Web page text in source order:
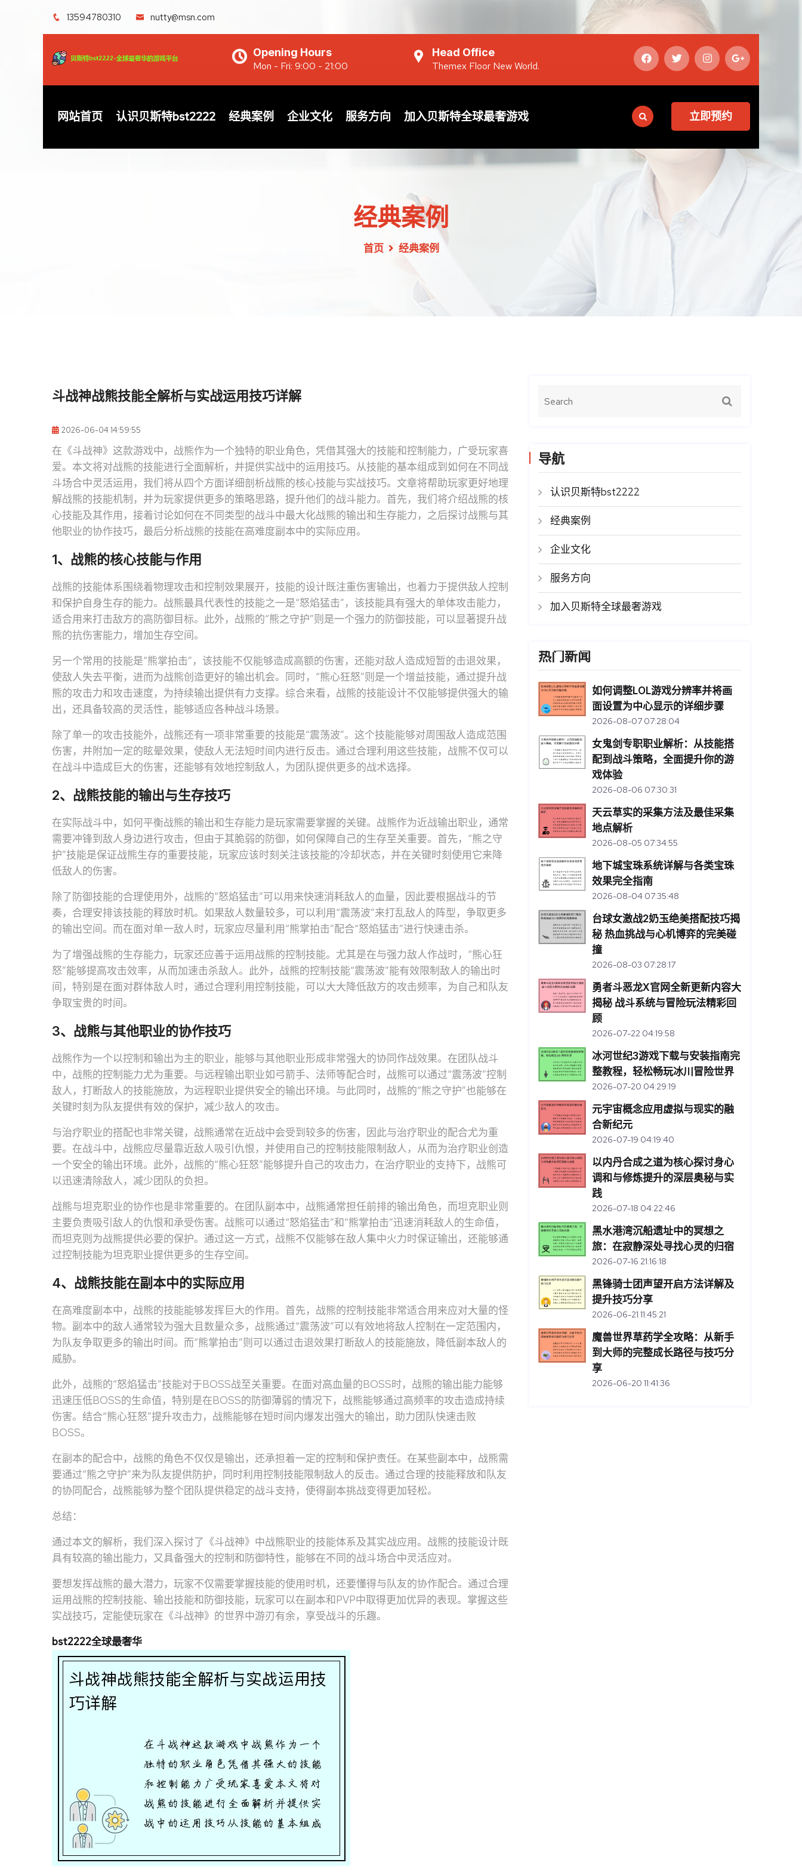
13594780310 nutty@msn.com
Opening Hours
Mon - Fri: 9:00 - 21:00
Head Office
Themex Floor New World.
网站首页 认识贝斯特bst2222 经典案例 企业文化 服务方向 加入贝斯特全球最奢游戏 立即预约
经典案例
首页 经典案例
斗战神战熊技能全解析与实战运用技巧详解
2026-06-04 14:59:55
在《斗战神》这款游戏中，战熊作为一个独特的职业角色，凭借其强大的技能和控制能力，广受玩家喜
爱。本文将对战熊的技能进行全面解析，并提供实战中的运用技巧。从技能的基本组成到如何在不同战
斗场合中灵活运用，我们将从四个方面详细剖析战熊的核心技能与实战技巧。文章将帮助玩家更好地理
解战熊的技能机制，并为玩家提供更多的策略思路，提升他们的战斗能力。首先，我们将介绍战熊的核
心技能及其作用，接着讨论如何在不同类型的战斗中最大化战熊的输出和生存能力，之后探讨战熊与其
他职业的协作技巧，最后分析战熊的技能在高难度副本中的实际应用。
1、战熊的核心技能与作用
战熊的技能体系围绕着物理攻击和控制效果展开，技能的设计既注重伤害输出，也着力于提供敌人控制
和保护自身生存的能力。战熊最具代表性的技能之一是“怒焰猛击”，该技能具有强大的单体攻击能力，
适合用来打击敌方的高防御目标。此外，战熊的“熊之守护”则是一个强力的防御技能，可以显著提升战
熊的抗伤害能力，增加生存空间。
另一个常用的技能是“熊掌拍击”，该技能不仅能够造成高额的伤害，还能对敌人造成短暂的击退效果，
使敌人失去平衡，进而为战熊创造更好的输出机会。同时，“熊心狂怒”则是一个增益技能，通过提升战
熊的攻击力和攻击速度，为持续输出提供有力支撑。综合来看，战熊的技能设计不仅能够提供强大的输
出，还具备较高的灵活性，能够适应各种战斗场景。
除了单一的攻击技能外，战熊还有一项非常重要的技能是“震荡波”。这个技能能够对周围敌人造成范围
伤害，并附加一定的眩晕效果，使敌人无法短时间内进行反击。通过合理利用这些技能，战熊不仅可以
在战斗中造成巨大的伤害，还能够有效地控制敌人，为团队提供更多的战术选择。
2、战熊技能的输出与生存技巧
在实际战斗中，如何平衡战熊的输出和生存能力是玩家需要掌握的关键。战熊作为近战输出职业，通常
需要冲锋到敌人身边进行攻击，但由于其脆弱的防御，如何保障自己的生存至关重要。首先，“熊之守
护”技能是保证战熊生存的重要技能，玩家应该时刻关注该技能的冷却状态，并在关键时刻使用它来降
低敌人的伤害。
除了防御技能的合理使用外，战熊的“怒焰猛击”可以用来快速消耗敌人的血量，因此要根据战斗的节
奏，合理安排该技能的释放时机。如果敌人数量较多，可以利用“震荡波”来打乱敌人的阵型，争取更多
的输出空间。而在面对单一敌人时，玩家应尽量利用“熊掌拍击”配合“怒焰猛击”进行快速击杀。
为了增强战熊的生存能力，玩家还应善于运用战熊的控制技能。尤其是在与强力敌人作战时，“熊心狂
怒”能够提高攻击效率，从而加速击杀敌人。此外，战熊的控制技能“震荡波”能有效限制敌人的输出时
间，特别是在面对群体敌人时，通过合理利用控制技能，可以大大降低敌方的攻击频率，为自己和队友
争取宝贵的时间。
3、战熊与其他职业的协作技巧
战熊作为一个以控制和输出为主的职业，能够与其他职业形成非常强大的协同作战效果。在团队战斗
中，战熊的控制能力尤为重要。与远程输出职业如弓箭手、法师等配合时，战熊可以通过“震荡波”控制
敌人，打断敌人的技能施放，为远程职业提供安全的输出环境。与此同时，战熊的“熊之守护”也能够在
关键时刻为队友提供有效的保护，减少敌人的攻击。
与治疗职业的搭配也非常关键，战熊通常在近战中会受到较多的伤害，因此与治疗职业的配合尤为重
要。在战斗中，战熊应尽量靠近敌人吸引仇恨，并使用自己的控制技能限制敌人，从而为治疗职业创造
一个安全的输出环境。此外，战熊的“熊心狂怒”能够提升自己的攻击力，在治疗职业的支持下，战熊可
以迅速清除敌人，减少团队的负担。
战熊与坦克职业的协作也是非常重要的。在团队副本中，战熊通常担任前排的输出角色，而坦克职业则
主要负责吸引敌人的仇恨和承受伤害。战熊可以通过“怒焰猛击”和“熊掌拍击”迅速消耗敌人的生命值，
而坦克则为战熊提供必要的保护。通过这一方式，战熊不仅能够在敌人集中火力时保证输出，还能够通
过控制技能为坦克职业提供更多的生存空间。
4、战熊技能在副本中的实际应用
在高难度副本中，战熊的技能能够发挥巨大的作用。首先，战熊的控制技能非常适合用来应对大量的怪
物。副本中的敌人通常较为强大且数量众多，战熊通过“震荡波”可以有效地将敌人控制在一定范围内，
为队友争取更多的输出时间。而“熊掌拍击”则可以通过击退效果打断敌人的技能施放，降低副本敌人的
威胁。
此外，战熊的“怒焰猛击”技能对于BOSS战至关重要。在面对高血量的BOSS时，战熊的输出能力能够
迅速压低BOSS的生命值，特别是在BOSS的防御薄弱的情况下，战熊能够通过高频率的攻击造成持续
伤害。结合“熊心狂怒”提升攻击力，战熊能够在短时间内爆发出强大的输出，助力团队快速击败
BOSS。
在副本的配合中，战熊的角色不仅仅是输出，还承担着一定的控制和保护责任。在某些副本中，战熊需
要通过“熊之守护”来为队友提供防护，同时利用控制技能限制敌人的反击。通过合理的技能释放和队友
的协同配合，战熊能够为整个团队提供稳定的战斗支持，使得副本挑战变得更加轻松。
总结：
通过本文的解析，我们深入探讨了《斗战神》中战熊职业的技能体系及其实战应用。战熊的技能设计既
具有较高的输出能力，又具备强大的控制和防御特性，能够在不同的战斗场合中灵活应对。
要想发挥战熊的最大潜力，玩家不仅需要掌握技能的使用时机，还要懂得与队友的协作配合。通过合理
运用战熊的控制技能、输出技能和防御技能，玩家可以在副本和PVP中取得更加优异的表现。掌握这些
实战技巧，定能使玩家在《斗战神》的世界中游刃有余，享受战斗的乐趣。
bst2222全球最奢华
导航
认识贝斯特bst2222
经典案例
企业文化
服务方向
加入贝斯特全球最奢游戏
热门新闻
如何调整LOL游戏分辨率并将画
面设置为中心显示的详细步骤
2026-08-07 07:28:04
女鬼剑专职职业解析：从技能搭
配到战斗策略，全面提升你的游
戏体验
2026-08-06 07:30:31
天云草实的采集方法及最佳采集
地点解析
2026-08-05 07:34:55
地下城宝珠系统详解与各类宝珠
效果完全指南
2026-08-04 07:35:48
台球女激战2奶玉绝美搭配技巧揭
秘 热血挑战与心机博弈的完美碰
撞
2026-08-03 07:28:17
勇者斗恶龙X官网全新更新内容大
揭秘 战斗系统与冒险玩法精彩回
顾
2026-07-22 04:19:58
冰河世纪3游戏下载与安装指南完
整教程，轻松畅玩冰川冒险世界
2026-07-20 04:29:19
元宇宙概念应用虚拟与现实的融
合新纪元
2026-07-19 04:19:40
以内丹合成之道为核心探讨身心
调和与修炼提升的深层奥秘与实
践
2026-07-18 04:22:46
黑水港湾沉船遗址中的冥想之
旅：在寂静深处寻找心灵的归宿
2026-07-16 21:16:18
黑锋骑士团声望开启方法详解及
提升技巧分享
2026-06-21 11:45:21
魔兽世界草药学全攻略：从新手
到大师的完整成长路径与技巧分
享
2026-06-20 11:41:36